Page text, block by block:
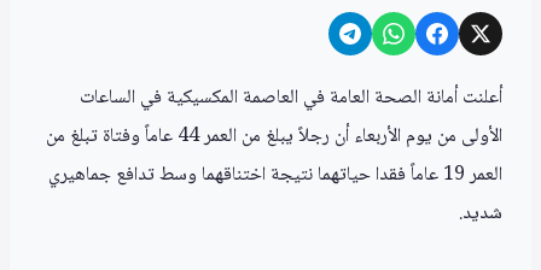
أعلنت أمانة الصحة العامة في العاصمة المكسيكية في الساعات
الأولى من يوم الأربعاء أن رجلاً يبلغ من العمر 44 عاماً وفتاة تبلغ من
العمر 19 عاماً فقدا حياتهما نتيجة اختناقهما وسط تدافع جماهيري
شديد.